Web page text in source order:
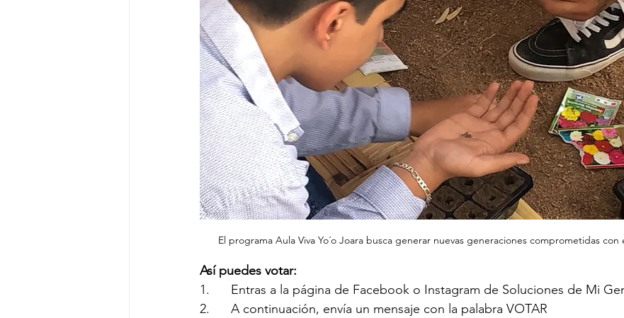
El programa Aula Viva Yo´o Joara busca generar nuevas generaciones comprometidas
Así puedes votar:
1.      Entras a la página de Facebook o Instagram de Soluciones de Mi
2.      A continuación, envía un mensaje con la palabra VOTAR